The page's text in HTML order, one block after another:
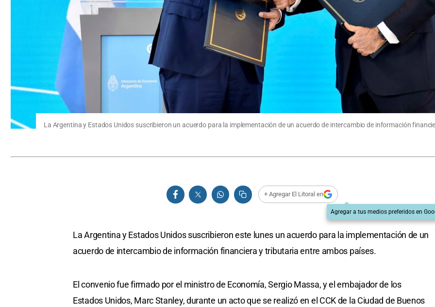
La Argentina y Estados Unidos suscribieron un acuerdo para la implementación de un acuerdo de intercambio de información
+ Agregar El Litoral en
Agregar a tus medios preferidos en
La Argentina y Estados Unidos suscribieron este lunes un acuerdo para la implementación de un
acuerdo de intercambio de información financiera y tributaria entre ambos países.
El convenio fue firmado por el ministro de Economía, Sergio Massa, y el embajador de los
Estados Unidos, Marc Stanley, durante un acto que se realizó en el CCK de la Ciudad de Buenos